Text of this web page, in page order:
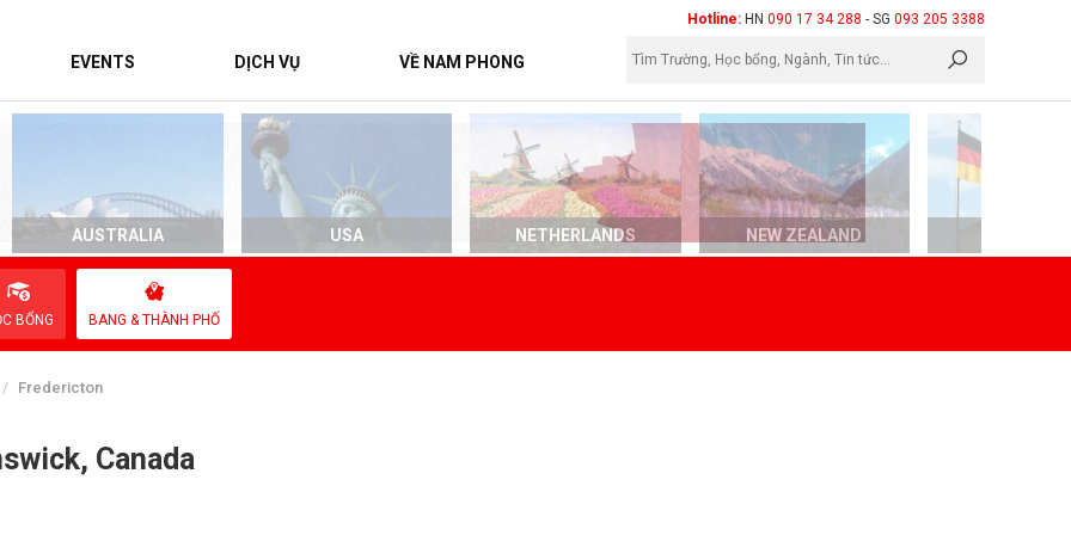
Hotline: HN 090 17 34 288 - SG 093 205 3388
EVENTS DỊCH VỤ VỀ NAM PHONG
AUSTRALIA USA NETHERLANDS NEW ZEALAND
BỔNG BANG & THÀNH PHỐ
Fredericton
Canada